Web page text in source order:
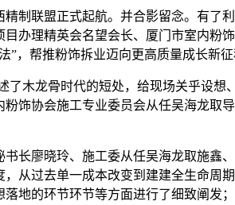
联盟正式起航。并合影留念。有了
办理精英会名望会长、厦门市室内
，帮推粉饰拆业迈向更高质量成长新
龙骨时代的短处，给现场关乎设想
饰协会施工专业委员会从任吴海龙取
廖晓玲、施工委从任吴海龙取施鑫
从过去单一成本改变到建建全生命
地的环节环节等方面进行了细致阐